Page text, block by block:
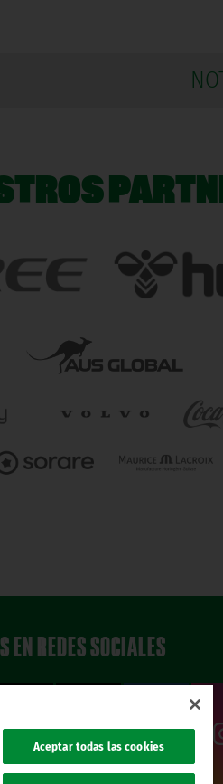
EN REDES SOCIALES
Aceptar todas las cookies